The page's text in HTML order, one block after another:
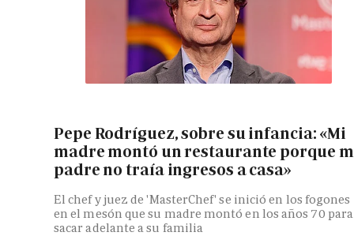
Pepe Rodríguez, sobre su infancia: «Mi
madre montó un restaurante porque
padre no traía ingresos a casa»
El chef y juez de 'MasterChef' se inició en los fogones
en el mesón que su madre montó en los años 70 para
sacar adelante a su familia